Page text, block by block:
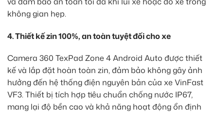
không gian hẹp.
4. Thiết kế zin 100%, an toàn tuyệt đối cho xe
Camera 360 TexPad Zone 4 Android Auto được thiết
kế và lắp đặt hoàn toàn zin, đảm bảo không gây ảnh
hưởng đến hệ thống điện nguyên bản của xe VinFast
VF3. Thiết bị tích hợp tiêu chuẩn chống nước IP67,
mang lại độ bền cao và khả năng hoạt động ổn định